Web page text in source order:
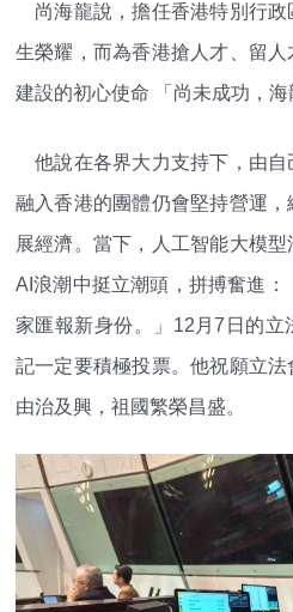
尚海龍說，擔任香港特別行政
生榮耀，而為香港搶人才、留
建設的初心使命 「尚未成功，海
他說在各界大力支持下，由自
融入香港的團體仍會堅持營運
展經濟。當下，人工智能大模
AI浪潮中挺立潮頭，拼搏奮進
家匯報新身份。」12月7日的
記一定要積極投票。他祝願立
由治及興，祖國繁榮昌盛。